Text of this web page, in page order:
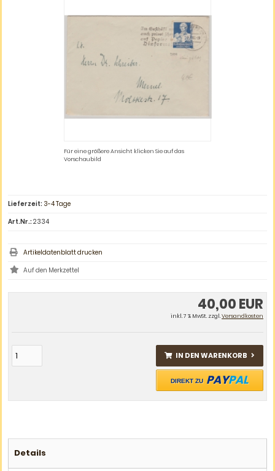
Für eine größere Ansicht klicken Sie auf das
Vorschaubild
40,00 EUR
inkl. 7 % MwSt. zzgl.Versandkosten
IN DEN WARENKORB
DIREKT ZU PAYPAL
Lieferzeit: 3-4 Tage
Art.Nr.:2334
Artikeldatenblatt drucken
Details